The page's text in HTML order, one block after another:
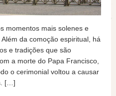
momentos mais solenes e
da comoção espiritual, há
e tradições que são
a morte do Papa Francisco,
o cerimonial voltou a causar
[…]